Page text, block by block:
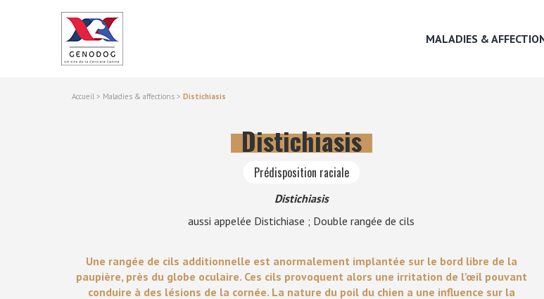
MALADIES &
RECHERCHER UNE
LEXIQUE
MALADIES &
Accueil > Maladies & affections > Distichiasis
Distichiasis
Prédisposition raciale
Distichiasis
aussi appelée Distichiase ; Double rangée de cils
Une rangée de cils additionnelle est anormalement implantée sur le bord libre de la
paupière, près du globe oculaire. Ces cils provoquent alors une irritation de l’œil pouvant
conduire à des lésions de la cornée. La nature du poil du chien a une influence sur la